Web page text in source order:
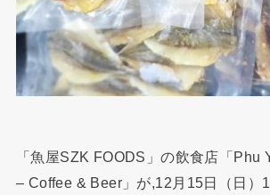
「魚屋SZK FOODS」の飲食店「Phu
– Coffee & Beer」が,12月15日（日）